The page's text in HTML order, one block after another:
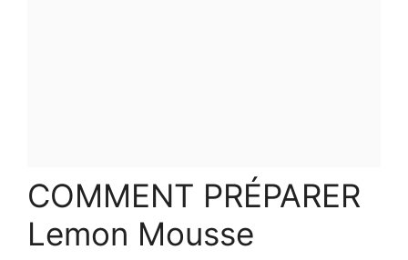
COMMENT PRÉPARER
Lemon Mousse